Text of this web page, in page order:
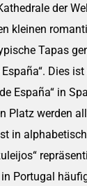
der
kleinen
Tapas
Dies
España“ in
Platz werden
in
Portugal